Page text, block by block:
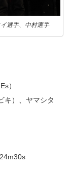
選手、中村選手
）
キ）、ヤマシタ